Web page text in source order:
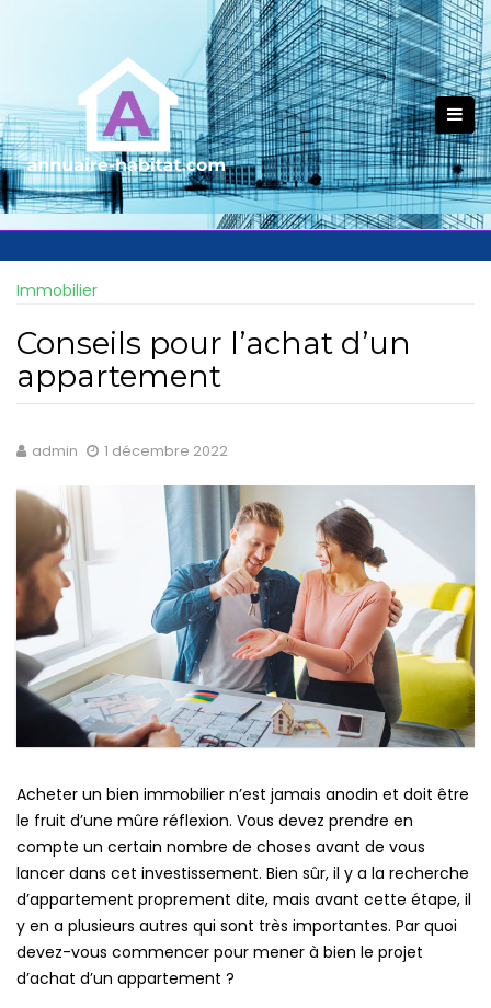
Immobilier
Conseils pour l’achat d’un
appartement
admin 1 décembre 2022
Acheter un bien immobilier n’est jamais anodin et doit être
le fruit d’une mûre réflexion. Vous devez prendre en
compte un certain nombre de choses avant de vous
lancer dans cet investissement. Bien sûr, il y a la recherche
d’appartement proprement dite, mais avant cette étape, il
y en a plusieurs autres qui sont très importantes. Par quoi
devez-vous commencer pour mener à bien le projet
d’achat d’un appartement ?